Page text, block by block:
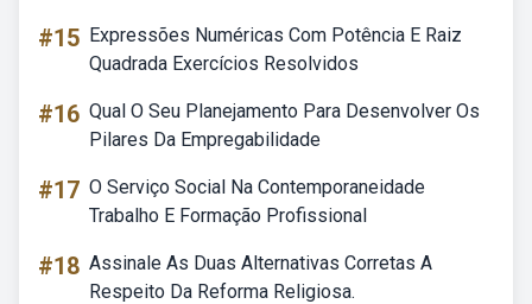
#15 Expressões Numéricas Com Potência E Raiz
Quadrada Exercícios Resolvidos
#16 Qual O Seu Planejamento Para Desenvolver Os
Pilares Da Empregabilidade
#17 O Serviço Social Na Contemporaneidade
Trabalho E Formação Profissional
#18 Assinale As Duas Alternativas Corretas A
Respeito Da Reforma Religiosa.